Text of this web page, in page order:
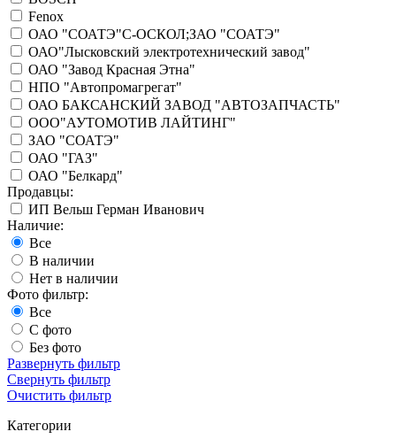
Fenox
ОАО "СОАТЭ"С-ОСКОЛ;ЗАО "СОАТЭ"
ОАО"Лысковский электротехнический завод"
ОАО "Завод Красная Этна"
НПО "Автопромагрегат"
ОАО БАКСАНСКИЙ ЗАВОД "АВТОЗАПЧАСТЬ"
ООО"АУТОМОТИВ ЛАЙТИНГ"
ЗАО "СОАТЭ"
ОАО "ГАЗ"
ОАО "Белкард"
Продавцы:
ИП Вельш Герман Иванович
Наличие:
Все
В наличии
Нет в наличии
Фото фильтр:
Все
С фото
Без фото
Развернуть фильтр
Свернуть фильтр
Очистить фильтр
Категории